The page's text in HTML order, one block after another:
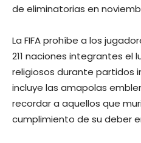
de eliminatorias en
La FIFA prohíbe a los
211 naciones integrantes el
religiosos durante partidos
incluye las amapolas
recordar a aquellos que
cumplimiento de su deber